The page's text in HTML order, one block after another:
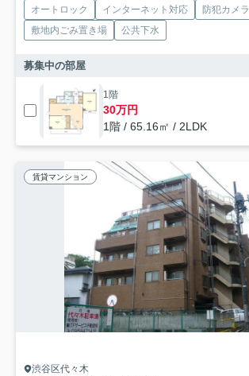
オートロック インターネット対応
防犯カメラ
敷地内ごみ置き場
公共下水
募集中の部屋
1階
30万円
1階 / 65.16㎡ / 2LDK
賃貸マンション
渋谷区代々木